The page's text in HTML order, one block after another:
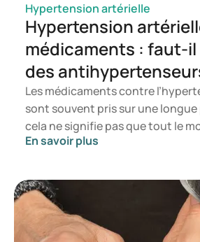
Hypertension artérielle
Hypertension
médicaments : faut-
des
Les médicaments contre
sont souvent pris sur une longue
cela ne signifie pas que tout le
vie et à la même dose. Les
à la situation. Dans cet article,
les médicaments sont
sont souvent utilisés sur le long
quels cas une réduction peut être
En savoir plus